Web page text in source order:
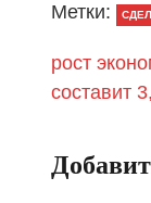
Метки:
рост
составит